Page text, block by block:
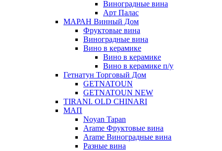
Виноградные вина
Арт Палас
МАРАН Винный Дом
Фруктовые вина
Виноградные вина
Вино в керамике
Вино в керамике
Вино в керамике п/у
Гетнатун Торговый Дом
GETNATOUN
GETNATOUN NEW
TIRANI. OLD CHINARI
МАП
Noyan Tapan
Arame Фруктовые вина
Arame Виноградные вина
Разные вина